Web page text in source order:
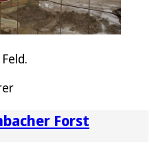
Forst